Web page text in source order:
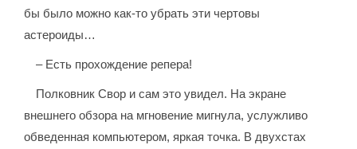
бы было можно как-то убрать эти чертовы
астероиды…
– Есть прохождение репера!
Полковник Свор и сам это увидел. На экране
внешнего обзора на мгновение мигнула, услужливо
обведенная компьютером, яркая точка. В двухстах